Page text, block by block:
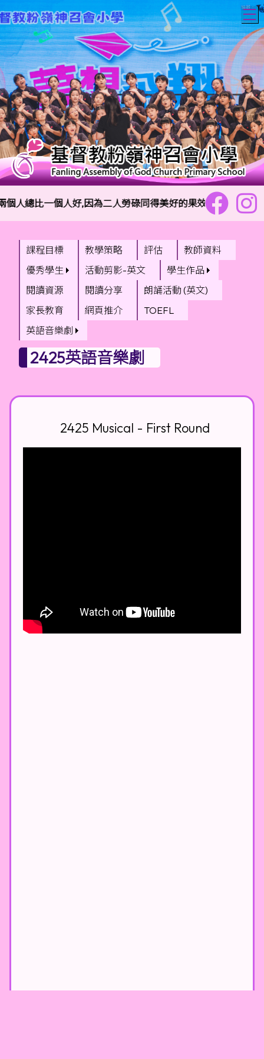
人總比一個人好,因為二人勞碌同得美好的果效。」傳道書4:9
課程目標 教學策略 評估
教師資料
優秀學生
活動剪影-英文
學生作品
閱讀資源
閱讀分享
朗誦活動 (英文)
家長教育
網頁推介
TOEFL
英語音樂劇
2425英語音樂劇
2425 Musical - First Round